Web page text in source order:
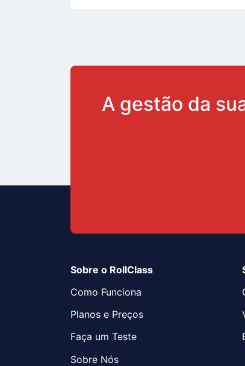
A gestão da
Sobre o RollClass
Como Funciona
Planos e Preços
Faça um Teste
Sobre Nós